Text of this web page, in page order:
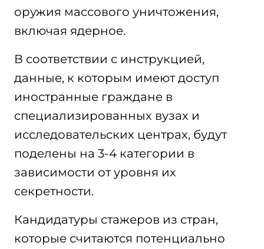
оружия массового уничтожения,
включая ядерное.
В соответствии с инструкцией,
данные, к которым имеют доступ
иностранные граждане в
специализированных вузах и
исследовательских центрах, будут
поделены на 3-4 категории в
зависимости от уровня их
секретности.
Кандидатуры стажеров из стран,
которые считаются потенциально